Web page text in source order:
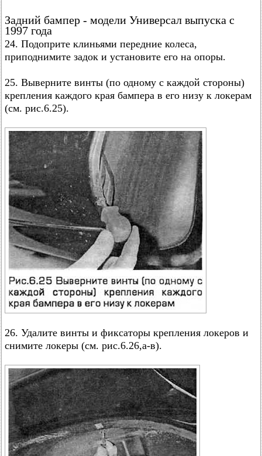
Задний бампер - модели Универсал выпуска с
1997 года
24. Подоприте клиньями передние колеса,
приподнимите задок и установите его на опоры.
25. Выверните винты (по одному с каждой стороны)
крепления каждого края бампера в его низу к локерам
(см. рис.6.25).
26. Удалите винты и фиксаторы крепления локеров и
снимите локеры (см. рис.6.26,а-в).